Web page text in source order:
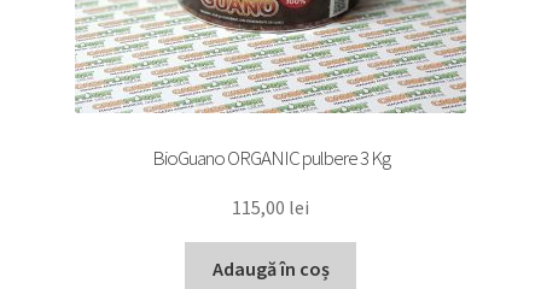
BioGuano ORGANIC pulbere 3 Kg
115,00 lei
Adaugă în coș